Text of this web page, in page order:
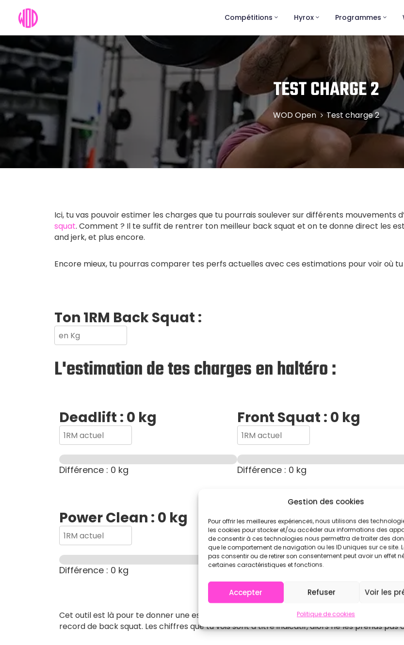
Gestion des cookies
Pour offrir les meilleures expériences, nous utilisons des
les cookies pour stocker et/ou accéder aux informations des
de consentir à ces technologies nous permettra de traiter des
que le comportement de navigation ou les ID uniques sur ce site.
pas consentir ou de retirer son consentement peut avoir un effet
certaines caractéristiques et fonctions.
Accepter Refuser Voir les
Politique de cookies
Compétitions Hyrox Programmes
TEST CHARGE 2
WOD Open Test charge 2
Ici, tu vas pouvoir estimer les charges que tu pourrais soulever sur différents mouvements
squat. Comment ? Il te suffit de rentrer ton meilleur back squat et on te donne direct les
and jerk, et plus encore.
Encore mieux, tu pourras comparer tes perfs actuelles avec ces estimations pour voir où tu
Ton 1RM Back Squat :
L'estimation de tes charges en haltéro :
Deadlift : 0 kg
Différence : 0 kg
Front Squat : 0 kg
Différence : 0 kg
Power Clean : 0 kg
Différence : 0 kg
Snatch :0kg
Différence :0kg
Cet outil est là pour te donner une estimation des charges que tu pourrais soulever sur
record de back squat. Les chiffres que tu vois sont à titre indicatif, alors ne les prends